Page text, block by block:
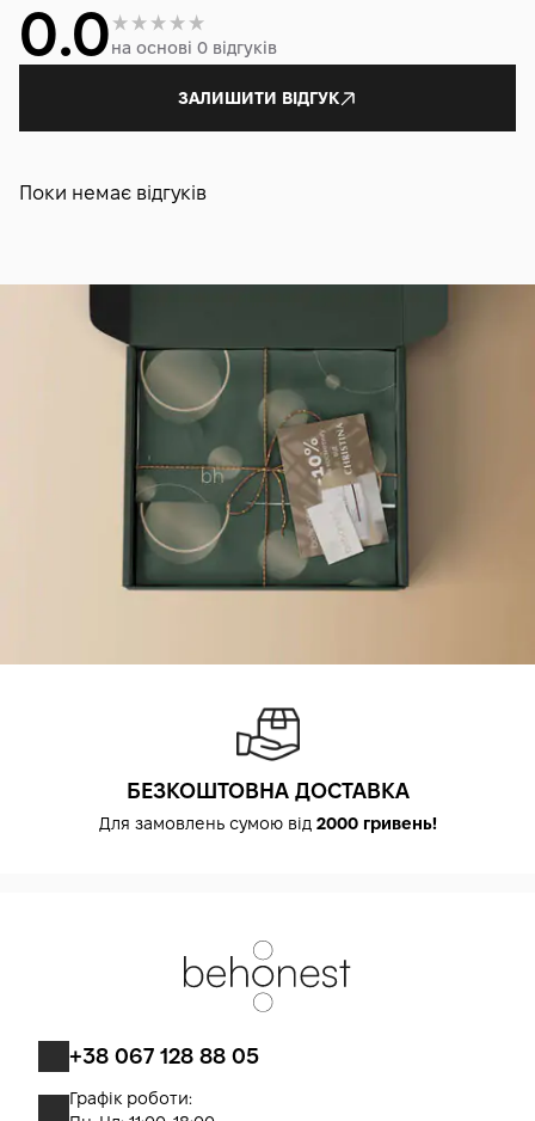
0.0на основі 0 відгуків
ЗАЛИШИТИ ВІДГУК
Поки немає відгуків
БЕЗКОШТОВНА ДОСТАВКА
Для замовлень сумою від 2000 гривень!
+38 067 128 88 05
Графік роботи: